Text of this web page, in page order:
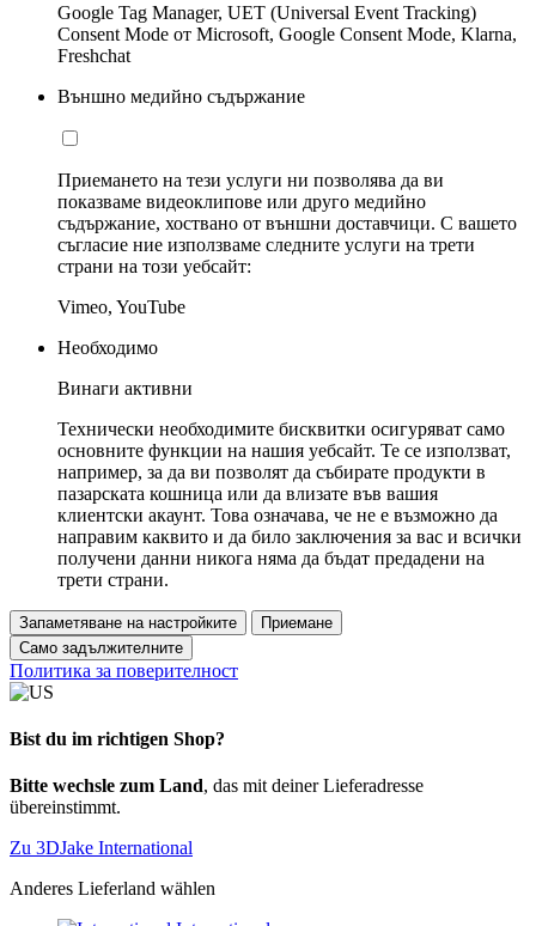
Google Tag Manager, UET (Universal Event Tracking)
Consent Mode от Microsoft, Google Consent Mode, Klarna,
Freshchat
Външно медийно съдържание
Приемането на тези услуги ни позволява да ви
показваме видеоклипове или друго медийно
съдържание, хоствано от външни доставчици. С вашето
съгласие ние използваме следните услуги на трети
страни на този уебсайт:
Vimeo, YouTube
Необходимо
Винаги активни
Технически необходимите бисквитки осигуряват само
основните функции на нашия уебсайт. Те се използват,
например, за да ви позволят да събирате продукти в
пазарската кошница или да влизате във вашия
клиентски акаунт. Това означава, че не е възможно да
направим каквито и да било заключения за вас и всички
получени данни никога няма да бъдат предадени на
трети страни.
Запаметяване на настройките
Приемане
Само задължителните
Политика за поверителност
Bist du im richtigen Shop?
Bitte wechsle zum Land, das mit deiner Lieferadresse
übereinstimmt.
Zu 3DJake International
Anderes Lieferland wählen